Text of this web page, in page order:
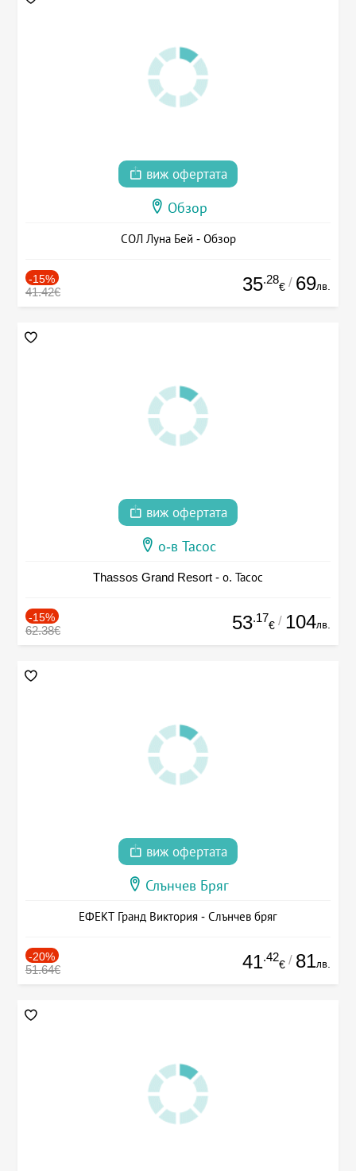
виж офертата
Обзор
СОЛ Луна Бей - Обзор
-15%
41.42€ 35.28
€ / 69лв.
виж офертата
о-в Тасос
Thassos Grand Resort - о. Тасос
-15%
62.38€ 53.17
€ / 104лв.
виж офертата
Слънчев Бряг
ЕФЕКТ Гранд Виктория - Слънчев бряг
-20%
51.64€ 41.42
€ / 81лв.